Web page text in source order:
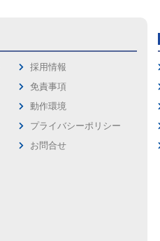
採用情報
免責事項
動作環境
プライバシーポリシー
お問合せ